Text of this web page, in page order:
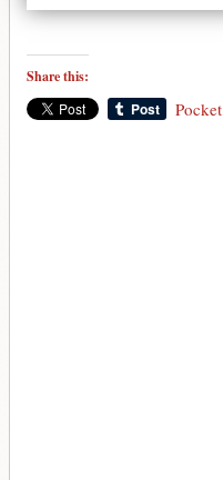
Share this:
Pocket